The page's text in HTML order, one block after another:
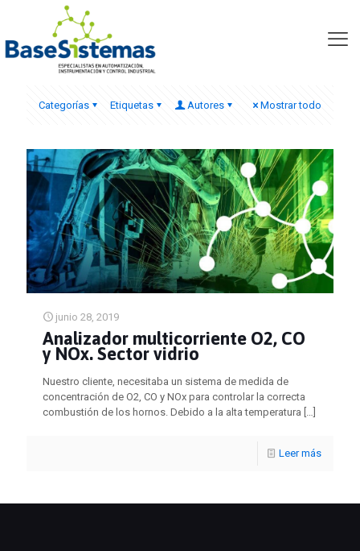
diseño e integración SAM
Categorías Etiquetas Autores Mostrar todo
junio 28, 2019
Analizador multicorriente O2, CO
y NOx. Sector vidrio
Nuestro cliente, necesitaba un sistema de medida de
concentración de O2, CO y NOx para controlar la correcta
combustión de los hornos. Debido a la alta temperatura […]
Leer más